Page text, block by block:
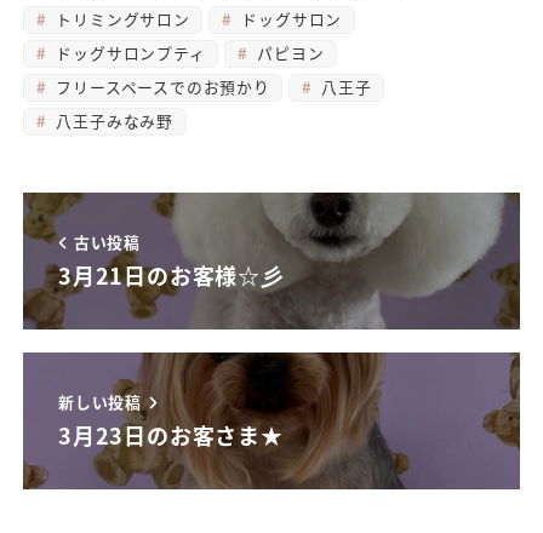
トリミングサロン
ドッグサロン
ドッグサロンプティ
パピヨン
フリースペースでのお預かり
八王子
八王子みなみ野
古い投稿
3月21日のお客様☆彡
新しい投稿
3月23日のお客さま★